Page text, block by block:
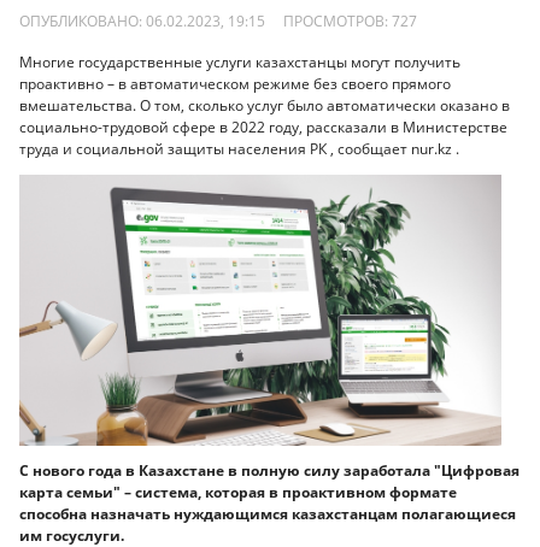
ОПУБЛИКОВАНО: 06.02.2023, 19:15 ПРОСМОТРОВ: 727
Многие государственные услуги казахстанцы могут получить
проактивно – в автоматическом режиме без своего прямого
вмешательства. О том, сколько услуг было автоматически оказано в
социально-трудовой сфере в 2022 году, рассказали в Министерстве
труда и социальной защиты населения РК , сообщает nur.kz .
С нового года в Казахстане в полную силу заработала "Цифровая
карта семьи" – система, которая в проактивном формате
способна назначать нуждающимся казахстанцам полагающиеся
им госуслуги.